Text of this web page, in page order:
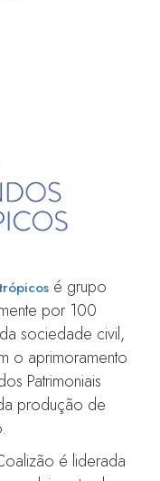
é grupo
por 100
sociedade civil,
o aprimoramento
Patrimoniais
produção de
é liderada